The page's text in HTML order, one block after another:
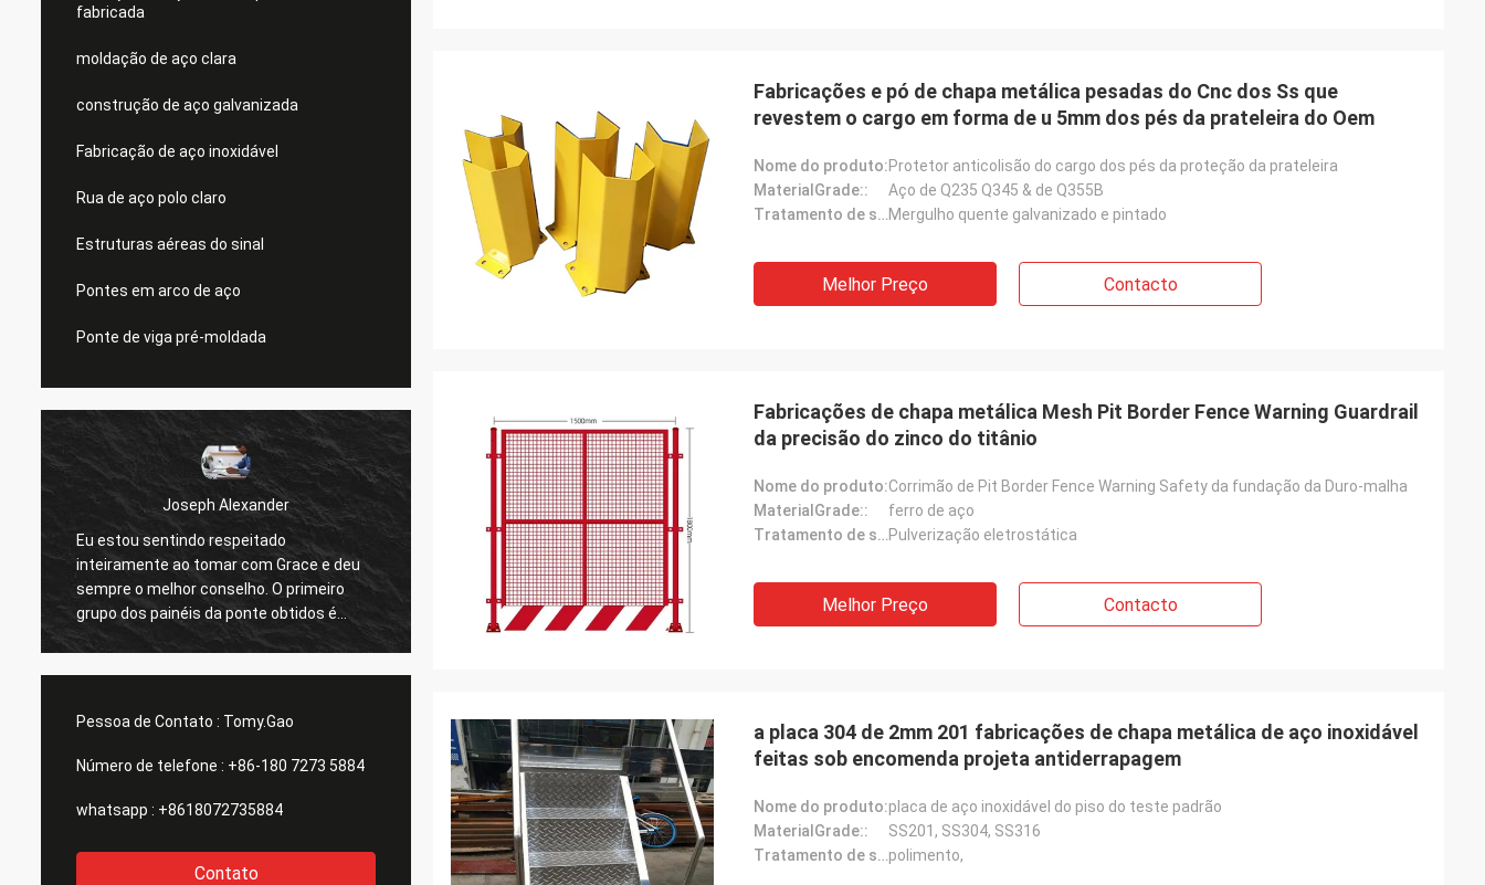
fabricada
moldação de aço clara
construção de aço galvanizada
Fabricação de aço inoxidável
Rua de aço polo claro
Estruturas aéreas do sinal
Pontes em arco de aço
Ponte de viga pré-moldada
Joseph Alexander
Eu estou sentindo respeitado
inteiramente ao tomar com Grace e deu
sempre o melhor conselho. O primeiro
grupo dos painéis da ponte obtidos é
grande demasiado. agradecimentos
Donald Mcwayne
Os bons membros da equipe oferecem
sempre o orçamento a tempo e
respondem a perguntas com paciência,
grande trabalho!
Pessoa de Contato : Tomy.Gao
Número de telefone : +86-180 7273 5884
whatsapp : +8618072735884
Contato
Fabricações e pó de chapa metálica pesadas do Cnc dos Ss que
revestem o cargo em forma de u 5mm dos pés da prateleira do Oem
Nome do produto:Protetor anticolisão do cargo dos pés da proteção da prateleira
MaterialGrade::
Aço de Q235 Q345 & de Q355B
Tratamento de superfície::Mergulho quente galvanizado e pintado
Melhor Preço Contacto
Fabricações de chapa metálica Mesh Pit Border Fence Warning Guardrail
da precisão do zinco do titânio
Nome do produto:Corrimão de Pit Border Fence Warning Safety da fundação da Duro-malha
MaterialGrade::
ferro de aço
Tratamento de superfície::Pulverização eletrostática
Melhor Preço Contacto
a placa 304 de 2mm 201 fabricações de chapa metálica de aço inoxidável
feitas sob encomenda projeta antiderrapagem
Nome do produto:placa de aço inoxidável do piso do teste padrão
MaterialGrade::
SS201, SS304, SS316
Tratamento de superfície::polimento,